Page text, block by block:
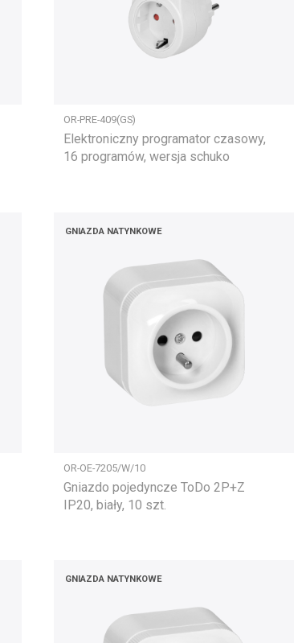
OR-PRE-409(GS)
Elektroniczny programator czasowy,
16 programów, wersja schuko
GNIAZDA NATYNKOWE
OR-OE-7205/W/10
Gniazdo pojedyncze ToDo 2P+Z
IP20, biały, 10 szt.
GNIAZDA NATYNKOWE